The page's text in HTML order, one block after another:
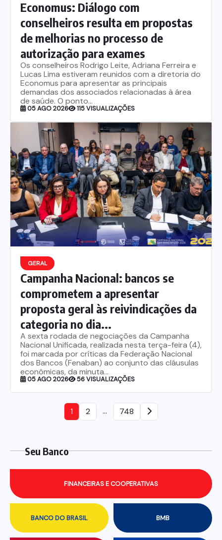
Economus: Diálogo com
conselheiros resulta em propostas
de melhorias no processo de
autorização para exames
Os conselheiros Rodrigo Leite, Adriana Ferreira e
Lucas Lima estiveram reunidos com a diretoria do
Economus para apresentar as principais
demandas dos associados relacionadas à área
de saúde. O ponto...
05 AGO 2026 115 VISUALIZAÇÕES
GERAL
Campanha Nacional: bancos se
comprometem a apresentar
proposta geral às reivindicações da
categoria no dia...
A sexta rodada de negociações da Campanha
Nacional Unificada, realizada nesta terça-feira (4),
foi marcada por críticas da Federação Nacional
dos Bancos (Fenaban) ao conjunto das cláusulas
econômicas, da minuta...
05 AGO 2026 56 VISUALIZAÇÕES
1 2 … 748
Seu Banco
BANCO DO BRASIL BMB
FINANCEIRAS E COOPERATIVAS